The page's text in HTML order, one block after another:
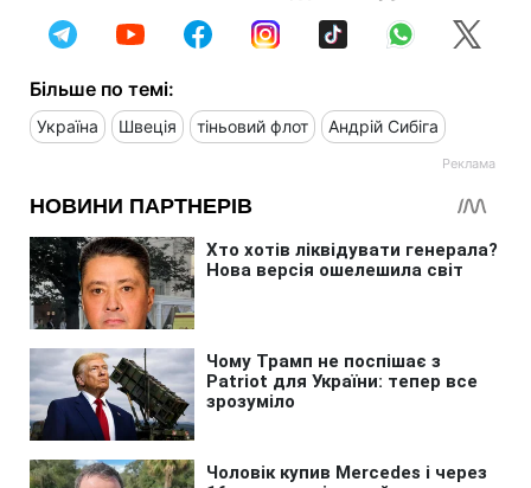
Більше по темі:
Україна Швеція тіньовий флот Андрій Сибіга